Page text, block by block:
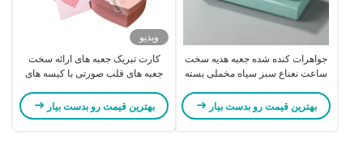
جواهرات کنده شده جعبه هدیه سخت
ساعت نعناع سبز سیاه مخملی بسته
بهترین قیمت رو بدست بیار
ویدیو
کارت تبریک جعبه های ارائه سخت
جعبه های قلب صورتی با کیسه های
بهترین قیمت رو بدست بیار